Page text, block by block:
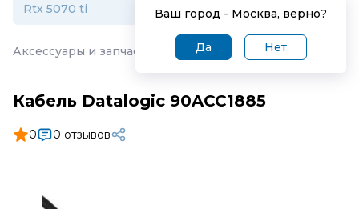
Ваш город - Москва, верно?
Да Нет
Аксессуары и запчасти для торгового оборудования
Кабель Datalogic 90ACC1885
0 0 отзывов